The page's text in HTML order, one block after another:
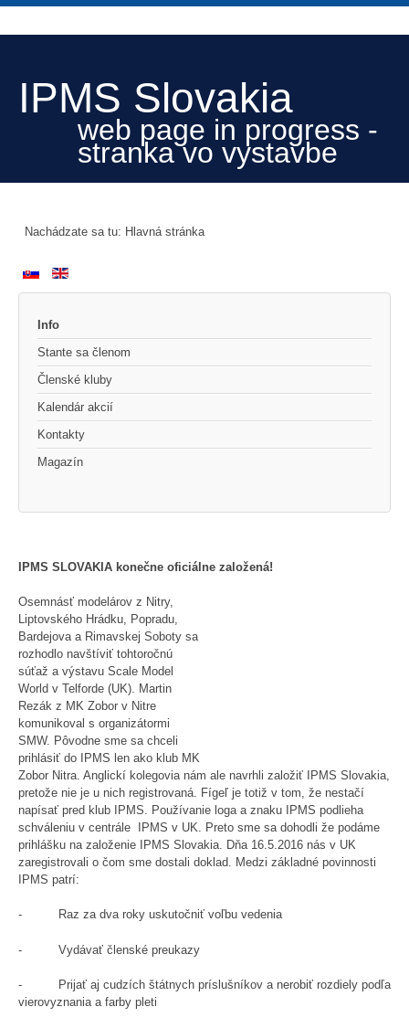
IPMS Slovakia
web page in progress -
stranka vo vystavbe
Nachádzate sa tu: Hlavná stránka
Info
Stante sa členom
Členské kluby
Kalendár akcií
Kontakty
Magazín
IPMS SLOVAKIA konečne oficiálne založená!
Osemnásť modelárov z Nitry,
Liptovského Hrádku, Popradu,
Bardejova a Rimavskej Soboty sa
rozhodlo navštíviť tohtoročnú
súťaž a výstavu Scale Model
World v Telforde (UK). Martin
Rezák z MK Zobor v Nitre
komunikoval s organizátormi
SMW. Pôvodne sme sa chceli
prihlásiť do IPMS len ako klub MK
Zobor Nitra. Anglickí kolegovia nám ale navrhli založiť IPMS Slovakia,
pretože nie je u nich registrovaná. Fígeľ je totiž v tom, že nestačí
napísať pred klub IPMS. Používanie loga a znaku IPMS podlieha
schváleniu v centrále IPMS v UK. Preto sme sa dohodli že podáme
prihlášku na založenie IPMS Slovakia. Dňa 16.5.2016 nás v UK
zaregistrovali o čom sme dostali doklad. Medzi základné povinnosti
IPMS patrí:
- Raz za dva roky uskutočniť voľbu vedenia
- Vydávať členské preukazy
- Prijať aj cudzích štátnych príslušníkov a nerobiť rozdiely podľa
vierovyznania a farby pleti